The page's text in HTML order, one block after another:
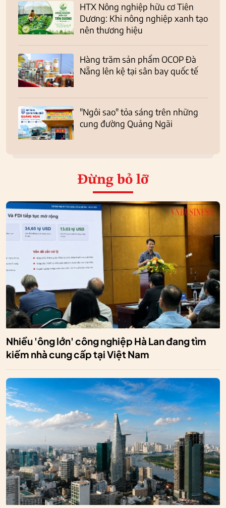
HTX Nông nghiệp hữu cơ Tiên
Dương: Khi nông nghiệp xanh tạo
nên thương hiệu
Hàng trăm sản phẩm OCOP Đà
Nẵng lên kệ tại sân bay quốc tế
"Ngôi sao" tỏa sáng trên những
cung đường Quảng Ngãi
Đừng bỏ lỡ
Nhiều 'ông lớn' công nghiệp Hà Lan đang tìm
kiếm nhà cung cấp tại Việt Nam